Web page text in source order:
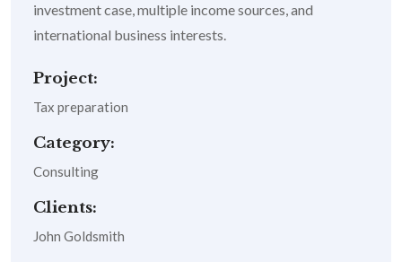
investment case, multiple income sources, and
international business interests.
Project:
Tax preparation
Category:
Consulting
Clients:
John Goldsmith